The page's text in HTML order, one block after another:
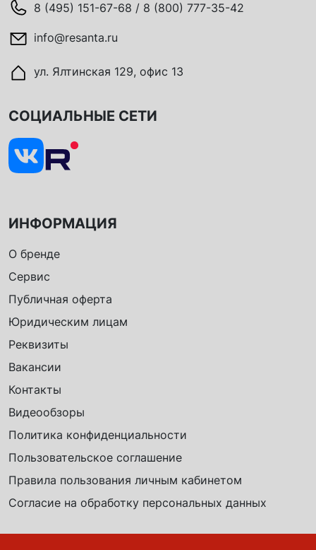
8 (495) 151-67-68 / 8 (800) 777-35-42
info@resanta.ru
ул. Ялтинская 129, офис 13
ИНФОРМАЦИЯ
О бренде
Сервис
Публичная оферта
Юридическим лицам
Реквизиты
Вакансии
Контакты
Видеообзоры
Политика конфиденциальности
Пользовательское соглашение
Правила пользования личным кабинетом
Согласие на обработку персональных данных
СОЦИАЛЬНЫЕ СЕТИ